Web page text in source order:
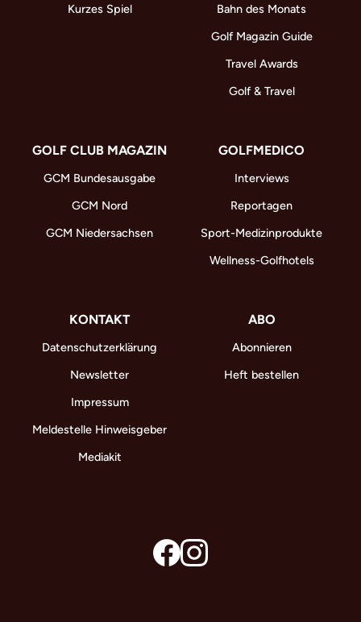
Kurzes Spiel
Bahn des Monats
Golf Magazin Guide
Travel Awards
Golf & Travel
GOLF CLUB MAGAZIN
GCM Bundesausgabe
GCM Nord
GCM Niedersachsen
GOLFMEDICO
Interviews
Reportagen
Sport-Medizinprodukte
Wellness-Golfhotels
KONTAKT
Datenschutzerklärung
Newsletter
Impressum
Meldestelle Hinweisgeber
Mediakit
ABO
Abonnieren
Heft bestellen